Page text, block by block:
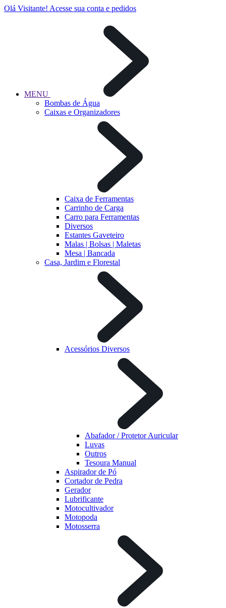
Olá Visitante! Acesse sua conta e pedidos
MENU
Bombas de Água
Caixas e Organizadores
Caixa de Ferramentas
Carrinho de Carga
Carro para Ferramentas
Diversos
Estantes Gaveteiro
Malas | Bolsas | Maletas
Mesa | Bancada
Casa, Jardim e Florestal
Acessórios Diversos
Abafador / Protetor Auricular
Luvas
Outros
Tesoura Manual
Aspirador de Pó
Cortador de Pedra
Gerador
Lubrificante
Motocultivador
Motopoda
Motosserra